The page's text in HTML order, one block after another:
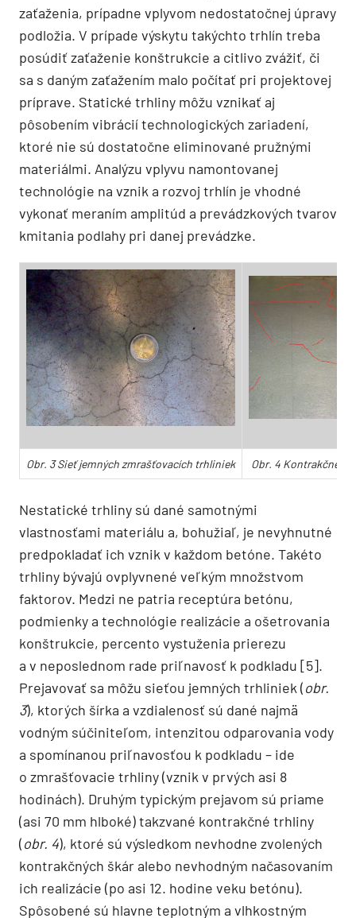
zaťaženia, prípadne vplyvom nedostatočnej úpravy
podložia. V prípade výskytu takýchto trhlín treba
posúdiť zaťaženie konštrukcie a citlivo zvážiť, či
sa s daným zaťažením malo počítať pri projektovej
príprave. Statické trhliny môžu vznikať aj
pôsobením vibrácií technologických zariadení,
ktoré nie sú dostatočne eliminované pružnými
materiálmi. Analýzu vplyvu namontovanej
technológie na vznik a rozvoj trhlín je vhodné
vykonať meraním amplitúd a prevádzkových tvarov
kmitania podlahy pri danej prevádzke.
Obr. 3 Sieť jemných zmrašťovacích trhliniek Obr. 4 Kontrakčné
Nestatické trhliny sú dané samotnými
vlastnosťami materiálu a, bohužiaľ, je nevyhnutné
predpokladať ich vznik v každom betóne. Takéto
trhliny bývajú ovplyvnené veľkým množstvom
faktorov. Medzi ne patria receptúra betónu,
podmienky a technológie realizácie a ošetrovania
konštrukcie, percento vystuženia prierezu
a v neposlednom rade priľnavosť k podkladu [5].
Prejavovať sa môžu sieťou jemných trhliniek (obr.
3), ktorých šírka a vzdialenosť sú dané najmä
vodným súčiniteľom, intenzitou odparovania vody
a spomínanou priľ­navosťou k podkladu – ide
o zmrašťovacie trhliny (vznik v prvých asi 8
hodinách). Druhým typickým prejavom sú priame
(asi 70 mm hlboké) takzvané kontrakčné trhliny
(obr. 4), ktoré sú výsledkom nevhodne zvolených
kontrakčných škár alebo nevhodným načasovaním
ich realizácie (po asi 12. hodine veku betónu).
Spôsobené sú hlavne teplotným a vlhkostným